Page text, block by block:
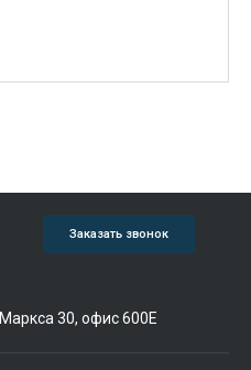
Заказать звонок
30, офис 600Е